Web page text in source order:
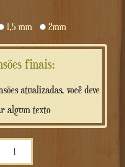
1,5 mm 2mm
finais:
atualizadas, você deve
algum texto